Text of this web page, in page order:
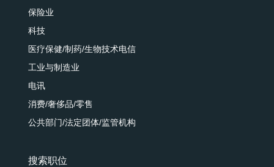
保险业
科技
医疗保健/制药/生物技术电信
工业与制造业
电讯
消费/奢侈品/零售
公共部门/法定团体/监管机构
搜索职位